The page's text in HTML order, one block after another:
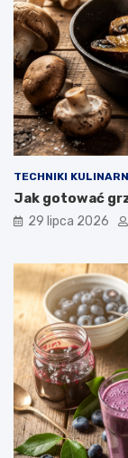
TECHNIKI
Jak gotować
29 lipca 2026